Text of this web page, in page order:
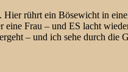
Hier rührt ein Bösewicht in
eine Frau – und ES lacht
– und ich sehe durch die